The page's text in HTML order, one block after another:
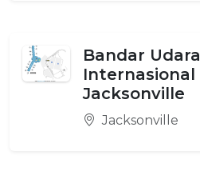
Bandar Udara
Internasional
Jacksonville
Jacksonville